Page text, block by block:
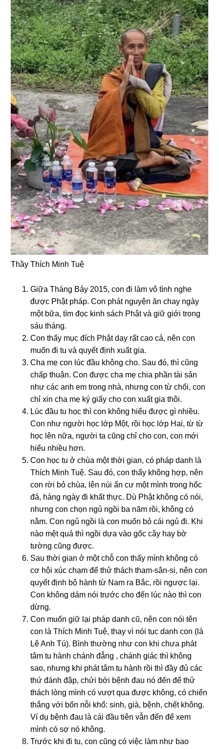
Thầy Thích Minh Tuệ
Giữa Tháng Bảy 2015, con đi làm vô tình nghe
được Phật pháp. Con phát nguyện ăn chay ngày
một bữa, tìm đọc kinh sách Phật và giữ giới trong
sáu tháng.
Con thấy mục đích Phật dạy rất cao cả, nên con
muốn đi tu và quyết định xuất gia.
Cha mẹ con lúc đầu không cho. Sau đó, thì cũng
chấp thuận. Con được cha mẹ chia phần tài sản
như các anh em trong nhà, nhưng con từ chối, con
chỉ xin cha mẹ ký giấy cho con xuất gia thôi.
Lúc đầu tu học thì con không hiểu được gì nhiều.
Con như người học lớp Một, rồi học lớp Hai, từ từ
học lên nữa, người ta cũng chỉ cho con, con mới
hiểu nhiều hơn.
Con học tu ở chùa một thời gian, có pháp danh là
Thích Minh Tuệ. Sau đó, con thấy không hợp, nên
con rời bỏ chùa, lên núi ẩn cư một mình trong hốc
đá, hàng ngày đi khất thực. Dù Phật không có nói,
nhưng con chọn ngủ ngồi ba năm rồi, không có
nằm. Con ngủ ngồi là con muốn bỏ cái ngủ đi. Khi
nào mệt quá thì ngồi dựa vào gốc cây hay bờ
tường cũng được.
Sau thời gian ở một chỗ con thấy mình không có
cơ hội xúc chạm để thử thách tham-sân-si, nên con
quyết định bộ hành từ Nam ra Bắc, rồi ngược lại.
Con không dám nói trước cho đến lúc nào thì con
dừng.
Con muốn giữ lại pháp danh cũ, nên con nói tên
con là Thích Minh Tuệ, thay vì nói tục danh con (là
Lê Anh Tú). Bình thường như con khi chưa phát
tâm tu hành chánh đẳng , chánh giác thì không
sao, nhưng khi phát tâm tu hành rồi thì đầy đủ các
thứ đánh đập, chửi bới bệnh đau nó đến để thử
thách lòng mình có vượt qua được không, có chiến
thắng với bốn nỗi khổ: sinh, già, bệnh, chết không.
Ví dụ bệnh đau là cái đầu tiên vẫn đến để xem
mình có sợ nó không.
Trước khi đi tu, con cũng có việc làm như bao